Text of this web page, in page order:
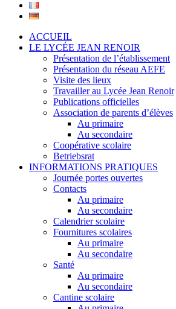
ACCUEIL
LE LYCÉE JEAN RENOIR
Présentation de l’établissement
Présentation du réseau AEFE
Visite des lieux
Travailler au Lycée Jean Renoir
Publications officielles
Association de parents d’élèves
Au primaire
Au secondaire
Coopérative scolaire
Betriebsrat
INFORMATIONS PRATIQUES
Journée portes ouvertes
Contacts
Au primaire
Au secondaire
Calendrier scolaire
Fournitures scolaires
Au primaire
Au secondaire
Santé
Au primaire
Au secondaire
Cantine scolaire